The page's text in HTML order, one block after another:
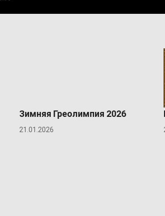
Зимняя Греолимпия 2026
21.01.2026